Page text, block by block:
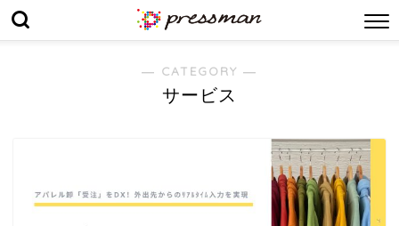
― CATEGORY ―
サービス